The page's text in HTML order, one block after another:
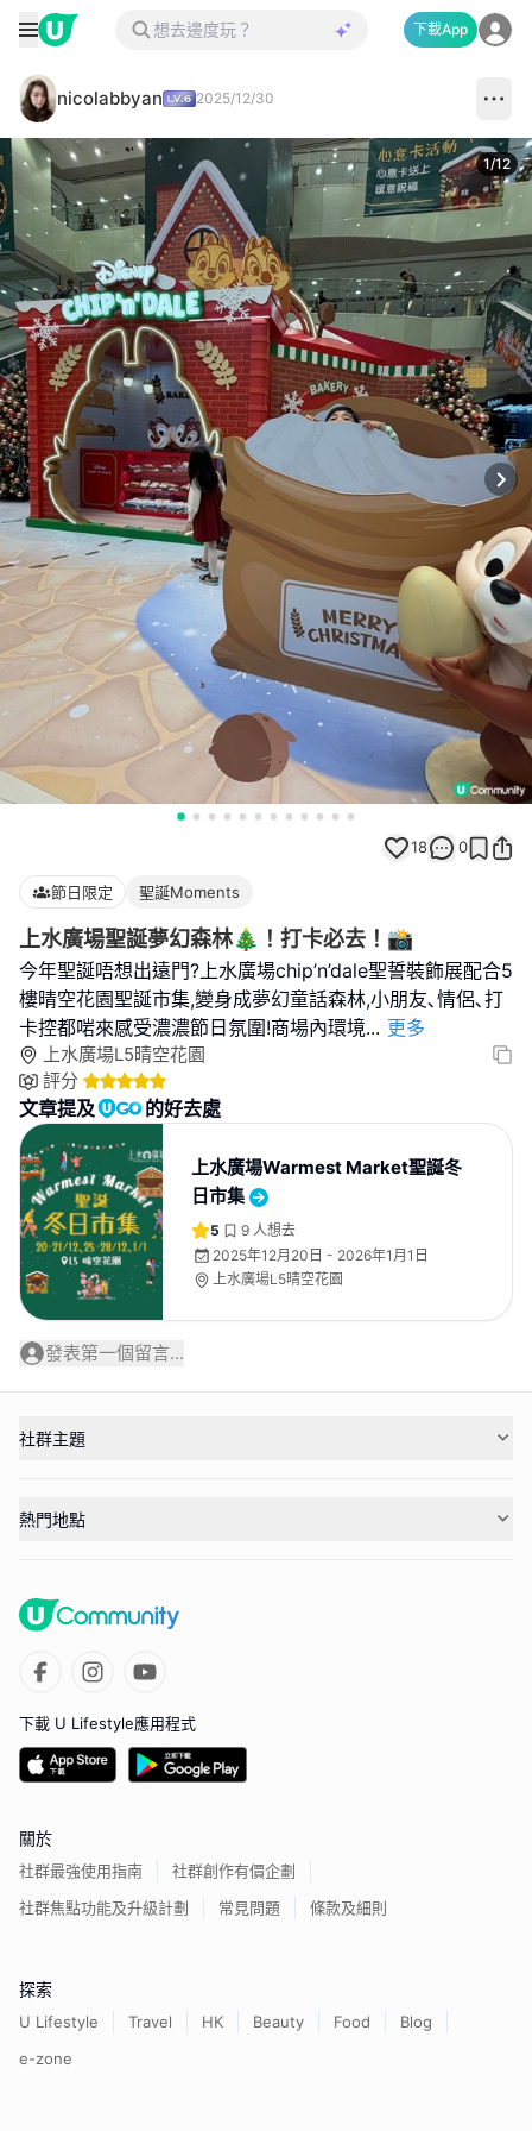
下載App
nicolabbyan 2025/12/30
1/12
18 0
節日限定 聖誕Moments
上水廣場聖誕夢幻森林🎄！打卡必去！📸
今年聖誕唔想出遠門?上水廣場chip’n’dale聖誓裝飾展配合5
樓晴空花園聖誕市集,變身成夢幻童話森林,小朋友､情侶､打
卡控都啱來感受濃濃節日氛圍!商場內環境... 更多
上水廣場L5晴空花園
評分
文章提及 的好去處
上水廣場Warmest Market聖誕冬
日市集
5 9 人想去
2025年12月20日 - 2026年1月1日
上水廣場L5晴空花園
發表第一個留言...
社群主題
熱門地點
下載 U Lifestyle應用程式
關於
社群最強使用指南
社群創作有價企劃
社群焦點功能及升級計劃
常見問題 條款及細則
探索
U Lifestyle Travel HK Beauty Food
Blog
e-zone